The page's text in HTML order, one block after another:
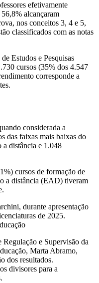
efetivamente
alcançaram
nos conceitos 3, 4 e 5,
classificados com as notas
Estudos e Pesquisas
cursos (35% dos 4.547
corresponde a
considerada a
das faixas mais baixas do
a distância e 1.048
cursos de formação de
a distância (EAD) tiveram
durante apresentação
de 2025.
Regulação e Supervisão da
Marta Abramo,
dos resultados.
divisores para a